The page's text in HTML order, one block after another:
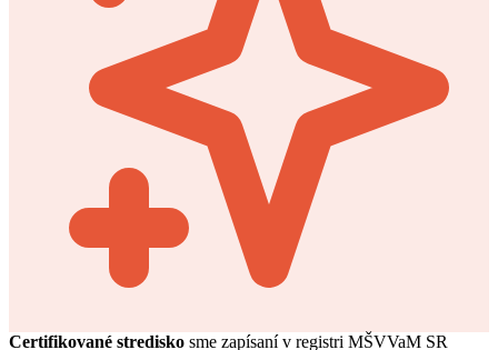
Certifikované stredisko sme zapísaní v registri MŠVVaM SR